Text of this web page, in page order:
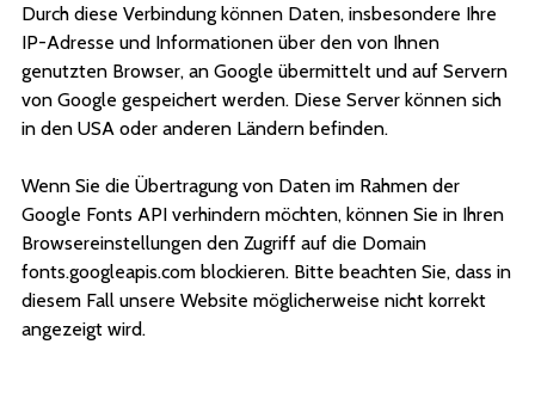
Durch diese Verbindung können Daten, insbesondere Ihre
IP-Adresse und Informationen über den von Ihnen
genutzten Browser, an Google übermittelt und auf Servern
von Google gespeichert werden. Diese Server können sich
in den USA oder anderen Ländern befinden.
Wenn Sie die Übertragung von Daten im Rahmen der
Google Fonts API verhindern möchten, können Sie in Ihren
Browsereinstellungen den Zugriff auf die Domain
fonts.googleapis.com blockieren. Bitte beachten Sie, dass in
diesem Fall unsere Website möglicherweise nicht korrekt
angezeigt wird.